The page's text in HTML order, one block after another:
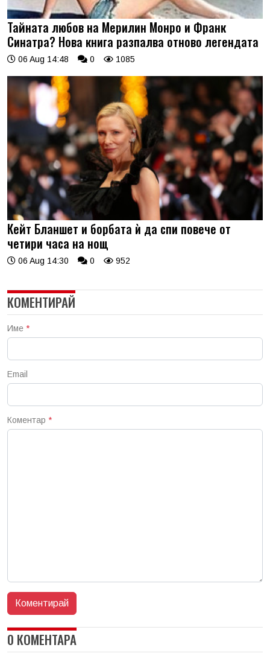
Тайната любов на Мерилин Монро и Франк
Синатра? Нова книга разпалва отново легендата
06 Aug 14:48 0 1085
Кейт Бланшет и борбата ѝ да спи повече от
четири часа на нощ
06 Aug 14:30 0 952
КОМЕНТИРАЙ
Име *
Email
Коментар *
0 КОМЕНТАРА